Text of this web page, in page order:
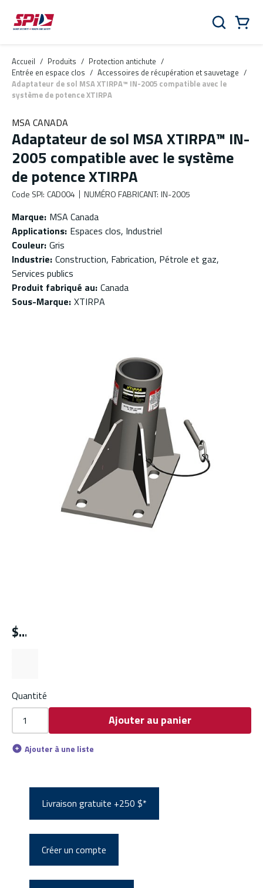
Aller au contenu principal
Skip to menu
Skip to footer
Rechercher
Accueil / Produits / Protection antichute /
Entrée en espace clos / Accessoires de récupération et sauvetage /
Adaptateur de sol MSA XTIRPA™ IN-2005 compatible avec le
système de potence XTIRPA
MSA CANADA
Adaptateur de sol MSA XTIRPA™ IN-
2005 compatible avec le système
de potence XTIRPA
Code SPI: CAD004 NUMÉRO FABRICANT: IN-2005
Marque: MSA Canada
Applications: Espaces clos, Industriel
Couleur: Gris
Industrie: Construction, Fabrication, Pétrole et gaz,
Services publics
Produit fabriqué au: Canada
Sous-Marque: XTIRPA
$
Quantité
Ajouter au panier
Ajouter à une liste
Livraison gratuite +250 $*
Créer un compte